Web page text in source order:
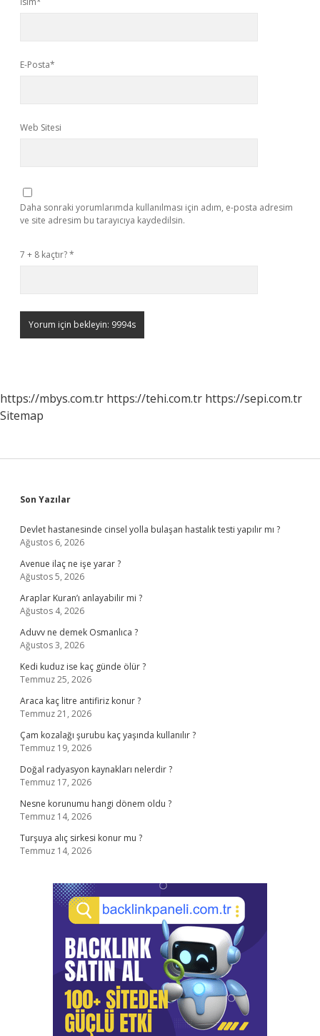
E-Posta*
Web Sitesi
Daha sonraki yorumlarımda kullanılması için adım, e-posta adresim
ve site adresim bu tarayıcıya kaydedilsin.
7 + 8 kaçtır?*
https://mbys.com.tr https://tehi.com.tr https://sepi.com.tr
Sitemap
Sidebar
Son Yazılar
Devlet hastanesinde cinsel yolla bulaşan hastalık testi yapılır mı ?
Ağustos 6, 2026
Avenue ilaç ne işe yarar ?
Ağustos 5, 2026
Araplar Kuran’ı anlayabilir mi ?
Ağustos 4, 2026
Aduvv ne demek Osmanlıca ?
Ağustos 3, 2026
Kedi kuduz ise kaç günde ölür ?
Temmuz 25, 2026
Araca kaç litre antifiriz konur ?
Temmuz 21, 2026
Çam kozalağı şurubu kaç yaşında kullanılır ?
Temmuz 19, 2026
Doğal radyasyon kaynakları nelerdir ?
Temmuz 17, 2026
Nesne korunumu hangi dönem oldu ?
Temmuz 14, 2026
Turşuya alıç sirkesi konur mu ?
Temmuz 14, 2026